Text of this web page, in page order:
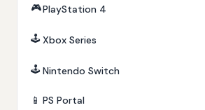
🎮PlayStation 4
🕹️ Xbox Series
🕹️ Nintendo Switch
📱 PS Portal